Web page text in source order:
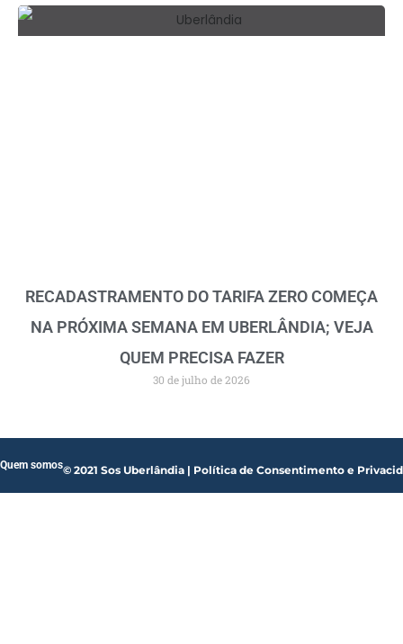
RECADASTRAMENTO DO TARIFA ZERO COMEÇA
NA PRÓXIMA SEMANA EM UBERLÂNDIA; VEJA
QUEM PRECISA FAZER
30 de julho de 2026
© 2021 Sos Uberlândia | Política de Consentimento e
Quem somos